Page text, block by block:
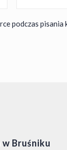
podczas pisania
w Bruśniku